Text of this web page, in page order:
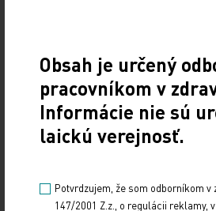
CD neboli robené porovnávacie
s výnimkou klinickej štúdie so
ako jediný preukázal efekt v
klinickej štúdii. [5]
Obsah je určený
pracovníkom v
Informácie nie sú
laickú verejnosť.
Potvrdzujem, že som odborníkom v
147/2001 Z.z., o regulácii reklamy,